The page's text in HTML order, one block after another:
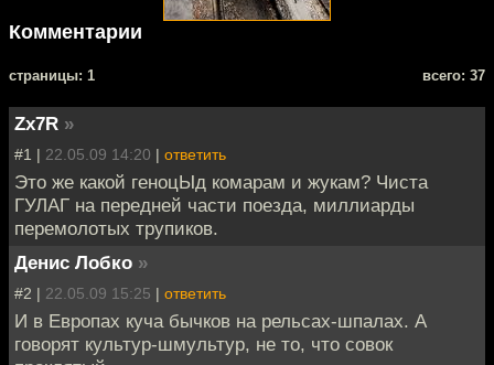
Комментарии
cтраницы: 1 всего: 37
Zx7R »
#1 | 22.05.09 14:20 | ответить
Это же какой геноцЫд комарам и жукам? Чиста
ГУЛАГ на передней части поезда, миллиарды
перемолотых трупиков.
Денис Лобко »
#2 | 22.05.09 15:25 | ответить
И в Европах куча бычков на рельсах-шпалах. А
говорят культур-шмультур, не то, что совок